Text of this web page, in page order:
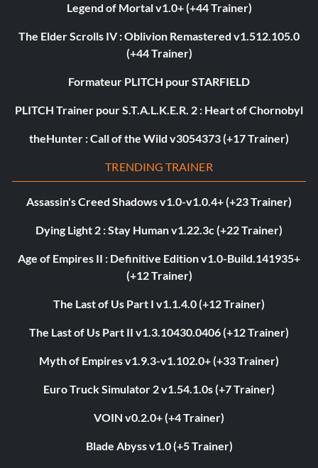
Legend of Mortal v1.0+ (+44 Trainer)
The Elder Scrolls IV : Oblivion Remastered v1.512.105.0
(+44 Trainer)
Formateur PLITCH pour STARFIELD
PLITCH Trainer pour S.T.A.L.K.E.R. 2 : Heart of Chornobyl
theHunter : Call of the Wild v3054373 (+17 Trainer)
TRENDING TRAINER
Assassin's Creed Shadows v1.0-v1.0.4+ (+23 Trainer)
Dying Light 2 : Stay Human v1.22.3c (+22 Trainer)
Age of Empires II : Definitive Edition v1.0-Build.141935+
(+12 Trainer)
The Last of Us Part I v1.1.4.0 (+12 Trainer)
The Last of Us Part II v1.3.10430.0406 (+12 Trainer)
Myth of Empires v1.9.3-v1.102.0+ (+33 Trainer)
Euro Truck Simulator 2 v1.54.1.0s (+7 Trainer)
VOIN v0.2.0+ (+4 Trainer)
Blade Abyss v1.0 (+5 Trainer)